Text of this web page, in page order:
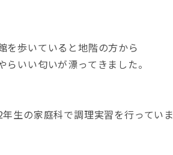
を歩いていると地階の方から
らいい匂いが漂ってきました。
年生の家庭科で調理実習を行ってい